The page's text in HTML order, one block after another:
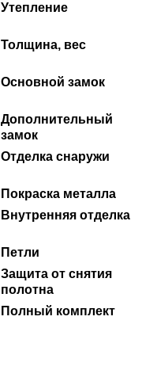
Утепление
Толщина, вес
Основной замок
Дополнительный
замок
Отделка снаружи
Покраска металла
Внутренняя отделка
Петли
Защита от снятия
полотна
Полный комплект